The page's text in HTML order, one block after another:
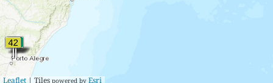
Leaflet | Tiles powered by Esri